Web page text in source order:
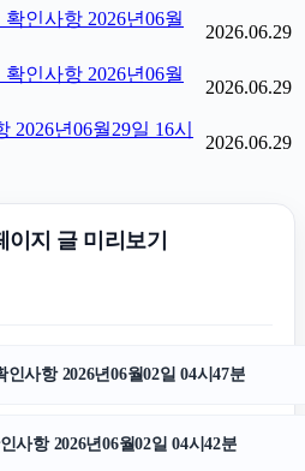
인사항 2026년06월
2026.06.29
인사항 2026년06월
2026.06.29
2026년06월29일 16시
2026.06.29
지 글 미리보기
사항 2026년06월02일 04시47분
사항 2026년06월02일 04시42분